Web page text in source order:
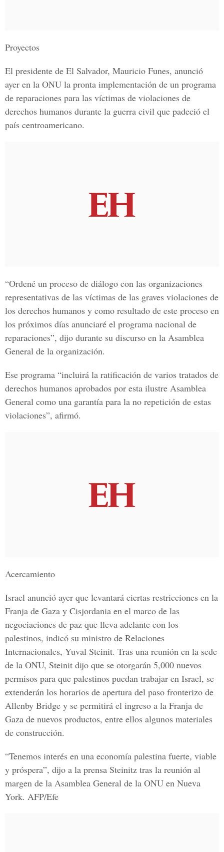
Proyectos
El presidente de El Salvador, Mauricio Funes, anunció
ayer en la ONU la pronta implementación de un programa
de reparaciones para las víctimas de violaciones de
derechos humanos durante la guerra civil que padeció el
país centroamericano.
“Ordené un proceso de diálogo con las organizaciones
representativas de las víctimas de las graves violaciones de
los derechos humanos y como resultado de este proceso en
los próximos días anunciaré el programa nacional de
reparaciones”, dijo durante su discurso en la Asamblea
General de la organización.
Ese programa “incluirá la ratificación de varios tratados de
derechos humanos aprobados por esta ilustre Asamblea
General como una garantía para la no repetición de estas
violaciones”, afirmó.
Acercamiento
Israel anunció ayer que levantará ciertas restricciones en la
Franja de Gaza y Cisjordania en el marco de las
negociaciones de paz que lleva adelante con los
palestinos, indicó su ministro de Relaciones
Internacionales, Yuval Steinit. Tras una reunión en la sede
de la ONU, Steinit dijo que se otorgarán 5,000 nuevos
permisos para que palestinos puedan trabajar en Israel, se
extenderán los horarios de apertura del paso fronterizo de
Allenby Bridge y se permitirá el ingreso a la Franja de
Gaza de nuevos productos, entre ellos algunos materiales
de construcción.
“Tenemos interés en una economía palestina fuerte, viable
y próspera”, dijo a la prensa Steinitz tras la reunión al
margen de la Asamblea General de la ONU en Nueva
York. AFP/Efe